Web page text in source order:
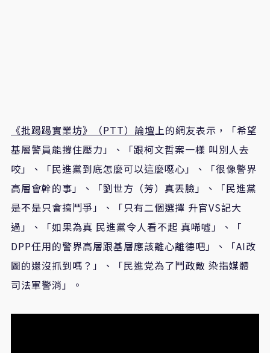
《批踢踢實業坊》（PTT）論壇上的網友表示，「希望
基層警員能撐住壓力」、「跟柯文哲案一樣 叫別人去
咬」、「民進黨到底怎麼可以這麼噁心」、「很像警界
高層會幹的事」、「劉世方（芳）真丟臉」、「民進黨
是不是只會搞鬥爭」、「只有二個選擇 升官VS記大
過」、「如果為真 民進黨令人看不起 真唏噓」、「
DPP任用的警界高層跟基層應該離心離德吧」、「AI改
圖的還沒抓到嗎？」、「民進党為了鬥政敵 染指媒體
司法軍警消」。